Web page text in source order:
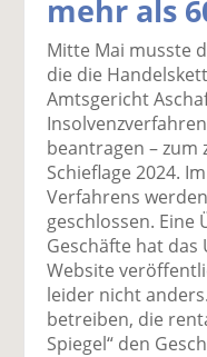
mehr als
Mitte Mai musste
die die
Amtsgericht
beantragen – zum
Schieflage 2024.
Verfahrens
geschlossen.
Geschäfte hat
Website
leider nicht
betreiben, die
Spiegel“ den